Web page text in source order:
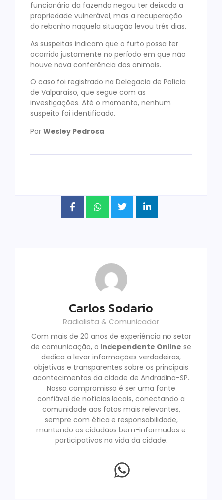
funcionário da fazenda negou ter deixado a
propriedade vulnerável, mas a recuperação
do rebanho naquela situação levou três dias.
As suspeitas indicam que o furto possa ter
ocorrido justamente no período em que não
houve nova conferência dos animais.
O caso foi registrado na Delegacia de Polícia
de Valparaíso, que segue com as
investigações. Até o momento, nenhum
suspeito foi identificado.
Por Wesley Pedrosa
Carlos Sodario
Radialista & Comunicador
Com mais de 20 anos de experiência no setor
de comunicação, o Independente Online se
dedica a levar informações verdadeiras,
objetivas e transparentes sobre os principais
acontecimentos da cidade de Andradina-SP.
Nosso compromisso é ser uma fonte
confiável de notícias locais, conectando a
comunidade aos fatos mais relevantes,
sempre com ética e responsabilidade,
mantendo os cidadãos bem-informados e
participativos na vida da cidade.